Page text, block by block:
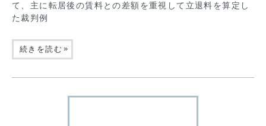
て、主に転居後の賃料との差額を重視して立退料を算定し
た裁判例
続きを読む »